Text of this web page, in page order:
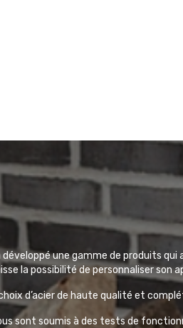
développé une gamme de produits
la possibilité de personnaliser son
d’acier de haute qualité et
sont soumis à des tests de